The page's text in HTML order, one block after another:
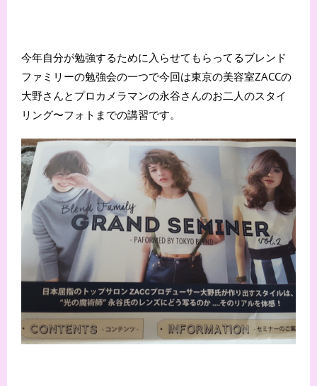
今年自分が勉強するために入らせてもらってるブレンド
ファミリーの勉強会の一つで今回は東京の美容室ZACCの
大野さんとプロカメラマンの永谷さんのお二人のスタイ
リング〜フォトまでの講習です。